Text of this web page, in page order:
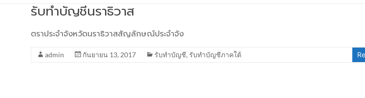
รับทำบัญชีนราธิวาส
ตราประจำจังหวัดนราธิวาสสัญลักษณ์ประจำจัง
admin กันยายน 13, 2017 รับทำบัญชี, รับทำบัญชีภาคใต้